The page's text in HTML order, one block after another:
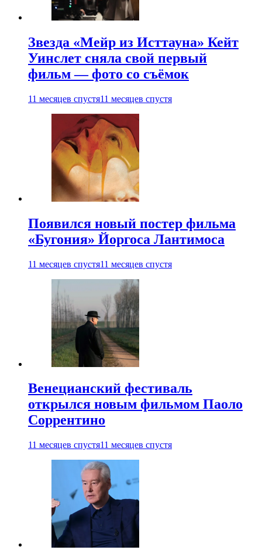
Звезда «Мейр из Исттауна» Кейт
Уинслет сняла свой первый
фильм — фото со съёмок
11 месяцев спустя11 месяцев спустя
Появился новый постер фильма
«Бугония» Йоргоса Лантимоса
11 месяцев спустя11 месяцев спустя
Венецианский фестиваль
открылся новым фильмом Паоло
Соррентино
11 месяцев спустя11 месяцев спустя